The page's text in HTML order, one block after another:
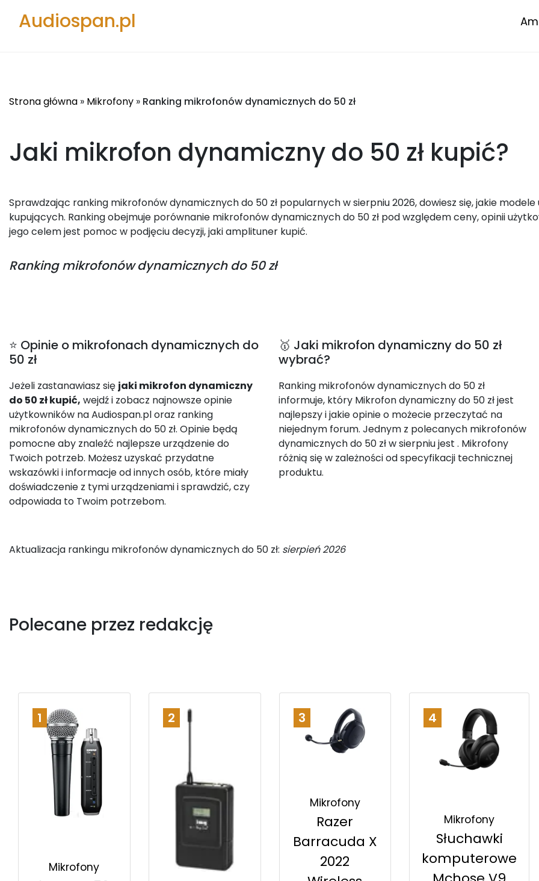
Audiospan.pl
Strona główna » Mikrofony » Ranking mikrofonów dynamicznych do 50 zł
Jaki mikrofon dynamiczny do 50 zł kupić?
Sprawdzając ranking mikrofonów dynamicznych do 50 zł popularnych w sierpniu 2026, dowiesz się, jakie
kupujących. Ranking obejmuje porównanie mikrofonów dynamicznych do 50 zł pod względem ceny, opinii
jego celem jest pomoc w podjęciu decyzji, jaki amplituner kupić.
Rankingmikrofonów dynamicznych do 50 zł
⭐ Opinie o mikrofonach dynamicznych do
50 zł
Jeżeli zastanawiasz się jaki mikrofon dynamiczny
do 50 zł kupić, wejdź i zobacz najnowsze opinie
użytkowników na Audiospan.pl oraz ranking
mikrofonów dynamicznych do 50 zł. Opinie będą
pomocne aby znaleźć najlepsze urządzenie do
Twoich potrzeb. Możesz uzyskać przydatne
wskazówki i informacje od innych osób, które miały
doświadczenie z tymi urządzeniami i sprawdzić, czy
odpowiada to Twoim potrzebom.
🥇 Jaki mikrofon dynamiczny do 50 zł
wybrać?
Ranking mikrofonów dynamicznych do 50 zł
informuje, który Mikrofon dynamiczny do 50 zł jest
najlepszy i jakie opinie o możecie przeczytać na
niejednym forum. Jednym z polecanych mikrofonów
dynamicznych do 50 zł w sierpniu jest . Mikrofony
różnią się w zależności od specyfikacji technicznej
produktu.
Aktualizacja rankingu mikrofonów dynamicznych do 50 zł: sierpień 2026
Polecane przez redakcję
1
Mikrofony
2 3
Mikrofony
Razer
Barracuda X
2022
4
Mikrofony
Słuchawki
komputerowe